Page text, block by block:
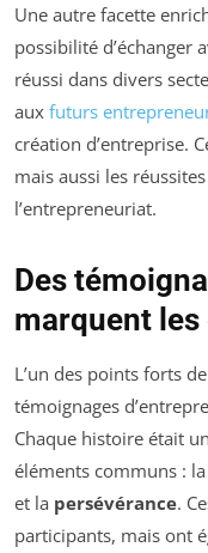
Une autre facette
possibilité d’échanger
réussi dans divers
aux futurs
création d’entreprise.
mais aussi les
l’entrepreneuriat.
Des
marquent
L’un des points forts
témoignages
Chaque histoire était
éléments communs : la
et la persévérance.
participants, mais ont